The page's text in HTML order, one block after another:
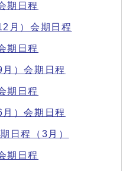
期日程
月）会期日程
期日程
）会期日程
期日程
）会期日程
日程（3月）
期日程